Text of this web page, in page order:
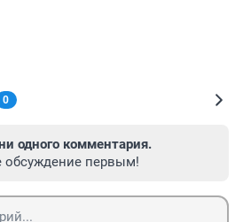
0
одного комментария.
обсуждение первым!